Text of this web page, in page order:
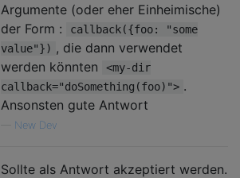
Argumente (oder eher Einheimische)
der Form :
callback({foo: "some
value"}) , die dann verwendet
werden könnten
<my-dir
callback="doSomething(foo)"> .
Ansonsten gute Antwort
New Dev
Sollte als Antwort akzeptiert werden.